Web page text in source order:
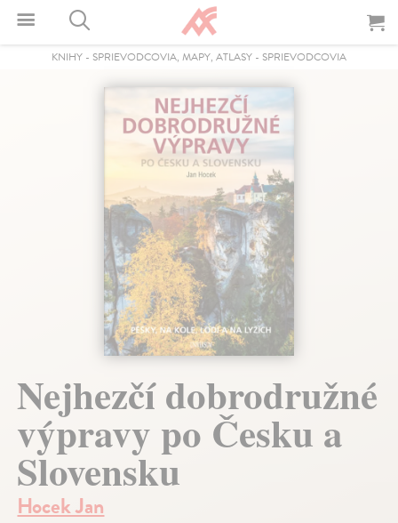
KNIHY - SPRIEVODCOVIA, MAPY, ATLASY - SPRIEVODCOVIA
Nejhezčí dobrodružné
výpravy po Česku a
Slovensku
Hocek Jan